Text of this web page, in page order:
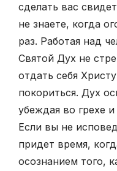
сделать вас
не знаете, когда
раз. Работая над
Святой Дух не
отдать себя
покориться. Дух
убеждая во грехе
Если вы не
придет время,
осознанием того,